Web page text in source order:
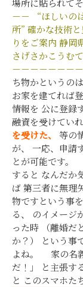
場所に貼られて
－－
“ほしいの
所” 確かな技術と
りをご案内 静岡
さげさかこうむ
－－－－－－－
ち物かというの
お家を建てれば
情報を 公に登録
融資を受けてい
を受けた、
等の
が、 一応、申請
とが可能です。
すると なんだ
ば 第三者に無理
物ですという事
る、 のイメー
った時 （離婚だ
か？） という事
よね。 家の名
だ！」 と主張
と このスマホた